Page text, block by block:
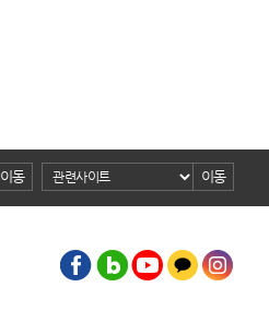
이동 이동